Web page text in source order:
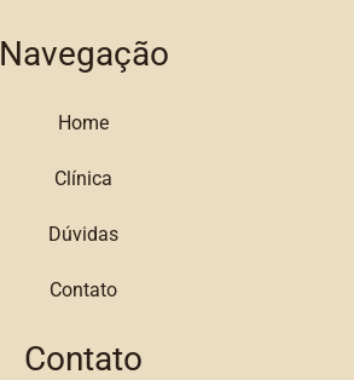
Navegação
Home
Clínica
Dúvidas
Contato
Contato